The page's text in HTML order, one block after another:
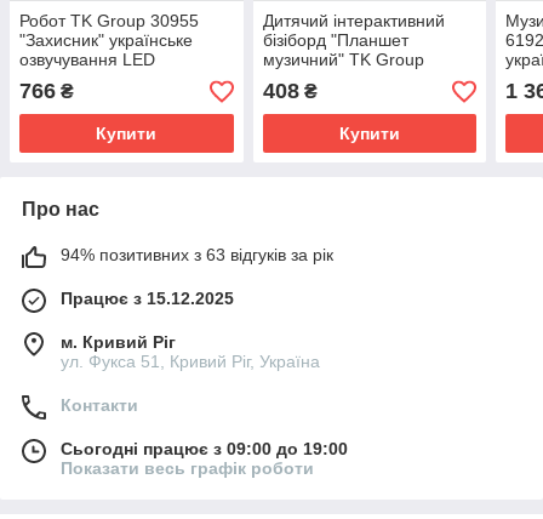
Робот TK Group 30955
"Захисник" українське
озвучування LED
підсвічування пісні
демонстрація
парогенератор стріляє
присосками
766 ₴
Купити
Дитячий інтерактивний
бізіборд "Планшет
музичний" TK Group
90660 підсвічування казка
та пісні Українською
мовою
408₴
Купити
1
Про нас
94% позитивних з 63 відгуків за рік
Працює з 15.12.2025
м. Кривий Ріг
ул. Фукса 51, Кривий Ріг, Україна
Контакти
Сьогодні працює з 09:00 до 19:00
Показати весь графік роботи